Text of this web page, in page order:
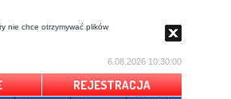
nie chce otrzymywać plików
6.08.2026 10:30:01
REJESTRACJA